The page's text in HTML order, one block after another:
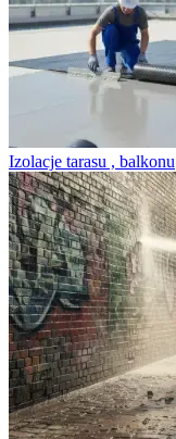
Izolacje tarasu , balkonu